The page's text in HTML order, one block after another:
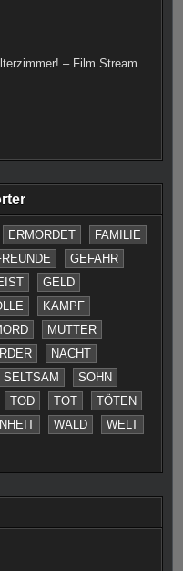
– Film Stream
ERMORDET
FAMILIE
GEFAHR
GELD
KAMPF
MUTTER
NACHT
SELTSAM
SOHN
TOD TOT
TÖTEN
WALD
WELT